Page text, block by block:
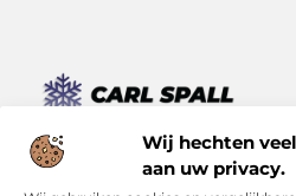
Wij hechten
aan uw privacy.
Van kleine momenten tot grote
Ontdek een verscheidenheid
dagelijks leven verrijken, van